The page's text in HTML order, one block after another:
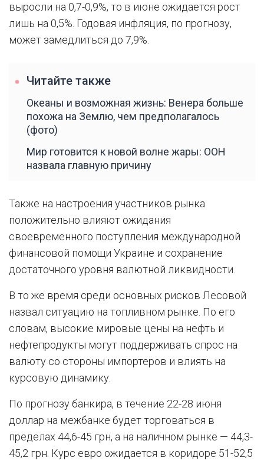
выросли на 0,7-0,9%, то в июне ожидается рост
лишь на 0,5%. Годовая инфляция, по прогнозу,
может замедлиться до 7,9%.
Читайте также
Океаны и возможная жизнь: Венера больше
похожа на Землю, чем предполагалось
(фото)
Мир готовится к новой волне жары: ООН
назвала главную причину
Также на настроения участников рынка
положительно влияют ожидания
своевременного поступления международной
финансовой помощи Украине и сохранение
достаточного уровня валютной ликвидности.
В то же время среди основных рисков Лесовой
назвал ситуацию на топливном рынке. По его
словам, высокие мировые цены на нефть и
нефтепродукты могут поддерживать спрос на
валюту со стороны импортеров и влиять на
курсовую динамику.
По прогнозу банкира, в течение 22-28 июня
доллар на межбанке будет торговаться в
пределах 44,6-45 грн, а на наличном рынке — 44,3-
45,2 грн. Курс евро ожидается в коридоре 51-52,5